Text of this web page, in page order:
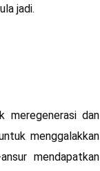
jadi.
meregenerasi dan
menggalakkan
mendapatkan